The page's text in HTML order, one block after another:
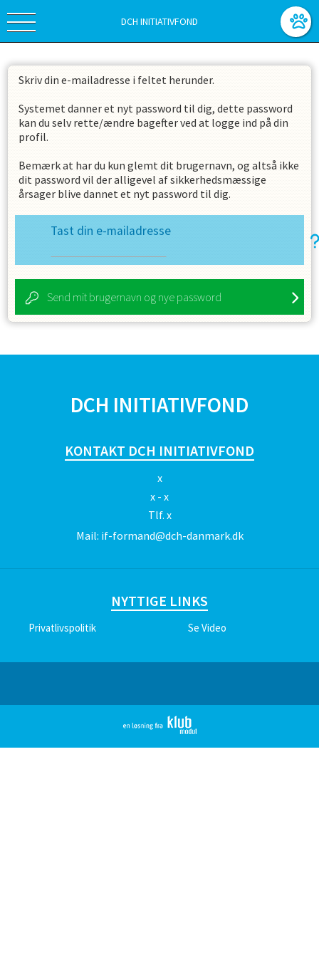
DCH INITIATIVFOND
Skriv din e-mailadresse i feltet herunder.
Systemet danner et nyt password til dig, dette password
kan du selv rette/ændre bagefter ved at logge ind på din
profil.
Bemærk at har du kun glemt dit brugernavn, og altså ikke
dit password vil der alligevel af sikkerhedsmæssige
årsager blive dannet et nyt password til dig.
Tast din e-mailadresse
Send mit brugernavn og nye password
DCH INITIATIVFOND
KONTAKT DCH INITIATIVFOND
x
x - x
Tlf. x
Mail: if-formand@dch-danmark.dk
NYTTIGE LINKS
Privatlivspolitik Se Video